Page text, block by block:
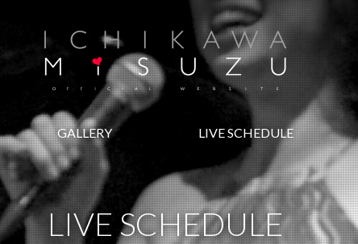
GALLERY LIVE SCHEDULE
LIVE SCHEDULE